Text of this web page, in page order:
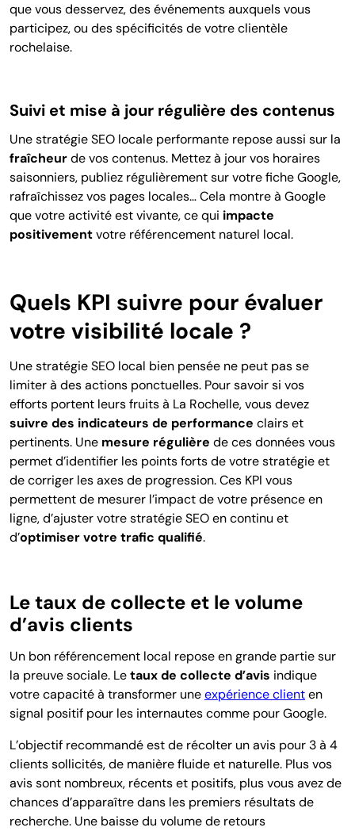
que vous desservez, des événements auxquels vous
participez, ou des spécificités de votre clientèle
rochelaise.
Suivi et mise à jour régulière des contenus
Une stratégie SEO locale performante repose aussi sur la
fraîcheurde vos contenus. Mettez à jour vos horaires
saisonniers, publiez régulièrement sur votre fiche Google,
rafraîchissez vos pages locales… Cela montre à Google
que votre activité est vivante, ce qui impacte
positivementvotre référencement naturel local.
Quels KPI suivre pour évaluer
votre visibilité locale ?
Une stratégie SEO local bien pensée ne peut pas se
limiter à des actions ponctuelles. Pour savoir si vos
efforts portent leurs fruits à La Rochelle, vous devez
suivre des indicateurs de performance clairs et
pertinents. Une mesure régulière de ces données vous
permet d’identifier les points forts de votre stratégie et
de corriger les axes de progression. Ces KPI vous
permettent de mesurer l’impact de votre présence en
ligne, d’ajuster votre stratégie SEO en continu et
d’optimiser votre trafic qualifié.
Le taux de collecte et le volume
d’avis clients
Un bon référencement local repose en grande partie sur
la preuve sociale. Letaux de collecte d’avis indique
votre capacité à transformer uneexpérience clienten
signal positif pour les internautes comme pour Google.
L’objectif recommandé est de récolter un avis pour 3 à 4
clients sollicités, de manière fluide et naturelle. Plus vos
avis sont nombreux, récents et positifs, plus vous avez de
chances d’apparaître dans les premiers résultats de
recherche. Une baisse du volume de retours